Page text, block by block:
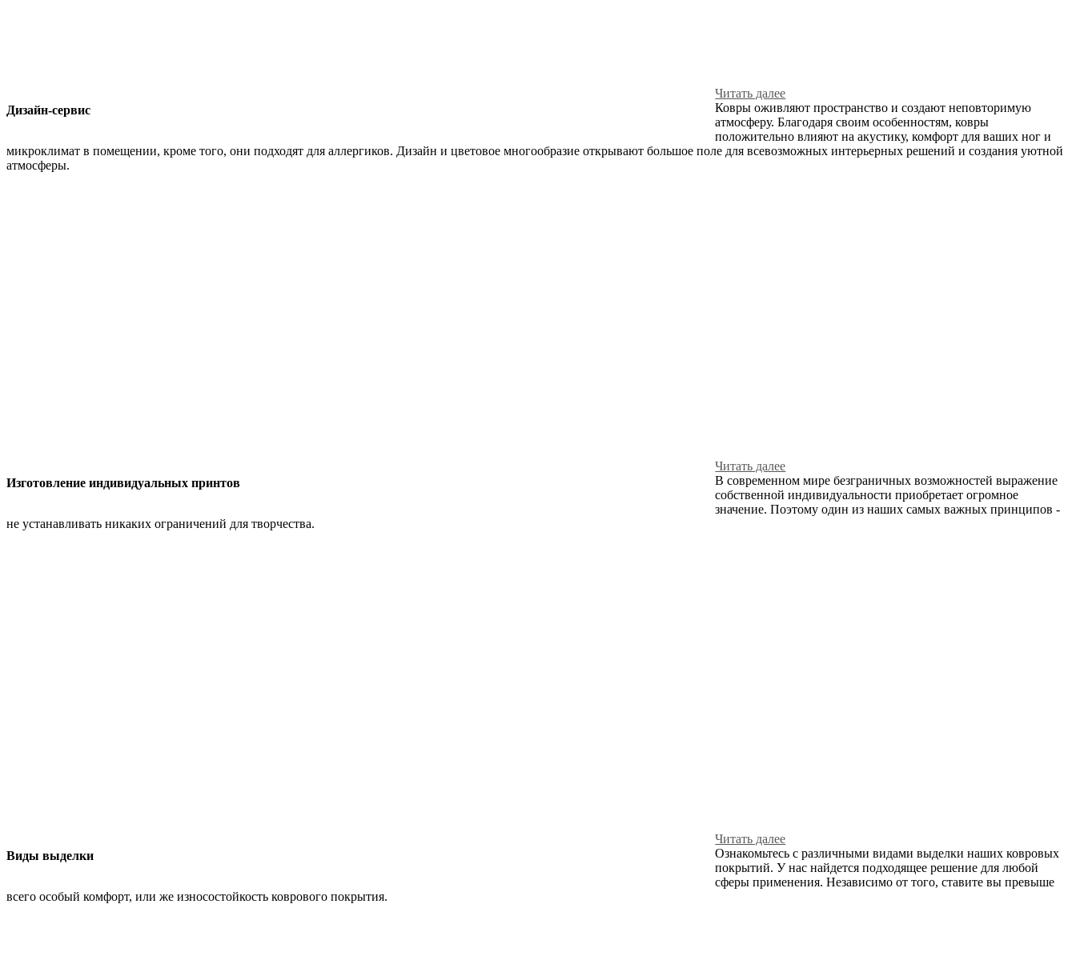
Дизайн-сервис
Читать далее
Ковры оживляют пространство и создают неповторимую
атмосферу. Благодаря своим особенностям, ковры
положительно влияют на акустику, комфорт для ваших ног и
микроклимат в помещении, кроме того, они подходят для аллергиков. Дизайн и цветовое многообразие открывают большое поле для всевозможных интерьерных решений и создания уютной
атмосферы.
Изготовление индивидуальных принтов
Читать далее
В современном мире безграничных возможностей выражение
собственной индивидуальности приобретает огромное
значение. Поэтому один из наших самых важных принципов -
не устанавливать никаких ограничений для творчества.
Виды выделки
Читать далее
Ознакомьтесь с различными видами выделки наших ковровых
покрытий. У нас найдется подходящее решение для любой
сферы применения. Независимо от того, ставите вы превыше
всего особый комфорт, или же износостойкость коврового покрытия.